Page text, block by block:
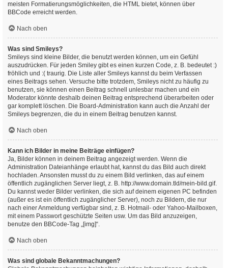
meisten Formatierungsmöglichkeiten, die HTML bietet, können über
BBCode erreicht werden.
Nach oben
Was sind Smileys?
Smileys sind kleine Bilder, die benutzt werden können, um ein Gefühl
auszudrücken. Für jeden Smiley gibt es einen kurzen Code, z. B. bedeutet :)
fröhlich und :( traurig. Die Liste aller Smileys kannst du beim Verfassen
eines Beitrags sehen. Versuche bitte trotzdem, Smileys nicht zu häufig zu
benutzen, sie können einen Beitrag schnell unlesbar machen und ein
Moderator könnte deshalb deinen Beitrag entsprechend überarbeiten oder
gar komplett löschen. Die Board-Administration kann auch die Anzahl der
Smileys begrenzen, die du in einem Beitrag benutzen kannst.
Nach oben
Kann ich Bilder in meine Beiträge einfügen?
Ja, Bilder können in deinem Beitrag angezeigt werden. Wenn die
Administration Dateianhänge erlaubt hat, kannst du das Bild auch direkt
hochladen. Ansonsten musst du zu einem Bild verlinken, das auf einem
öffentlich zugänglichen Server liegt, z. B. http://www.domain.tld/mein-bild.gif.
Du kannst weder Bilder verlinken, die sich auf deinem eigenen PC befinden
(außer es ist ein öffentlich zugänglicher Server), noch zu Bildern, die nur
nach einer Anmeldung verfügbar sind, z. B. Hotmail- oder Yahoo-Mailboxen,
mit einem Passwort geschützte Seiten usw. Um das Bild anzuzeigen,
benutze den BBCode-Tag „[img]“.
Nach oben
Was sind globale Bekanntmachungen?